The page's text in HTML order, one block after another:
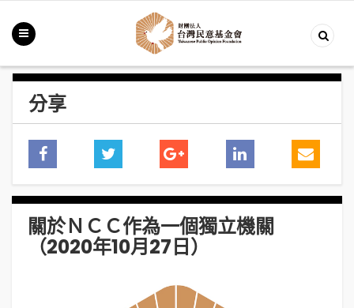
分享
關於ＮＣＣ作為一個獨立機關
（2020年10月27日）